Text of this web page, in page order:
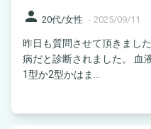
person 20代/女性 - 2025/09/11
昨日も質問させて頂きました。 25歳
病だと診断されました。 血
1型か2型かはま...